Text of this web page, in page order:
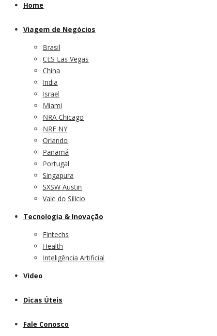
Home
Viagem de Negócios
Brasil
CES Las Vegas
China
India
Israel
Miami
NRA Chicago
NRF NY
Orlando
Panamá
Portugal
Singapura
SXSW Austin
Vale do Silício
Tecnologia & Inovação
Fintechs
Health
Inteligência Artificial
Video
Dicas Úteis
Fale Conosco